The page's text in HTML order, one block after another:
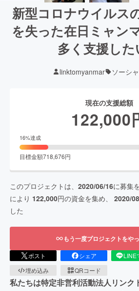
新型コロナウイルス
を失った在日ミャン
多く支援した
linktomyanmar ソーシ
現在の支援総額
122,000
16%達成
目標金額718,676円
このプロジェクトは、 2020/06/16に募集
により 122,000円の資金を集め、 2020/
した
もう一度プロジェクトをや
ポスト シェア LINE
埋め込み
QRコード
私たちは特定非営利活動法人リンク